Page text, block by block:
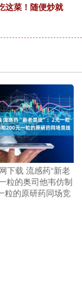
这菜！随便炒就
下载 流感药“新老
粒的奥司他韦仿制
粒的原研药同场竞